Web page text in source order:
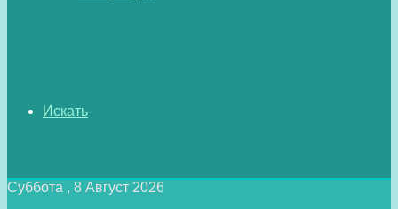
Искать
Суббота , 8 Август 2026